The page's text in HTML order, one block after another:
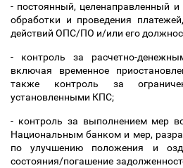
- постоянный, целенаправленный
обработки и проведения
действий ОПС/ПО и/или его
- контроль за расчетно-
включая временное
также контроль за
установленными КПС;
- контроль за выполнением мер
Национальным банком и мер,
по улучшению положения и
состояния/погашение